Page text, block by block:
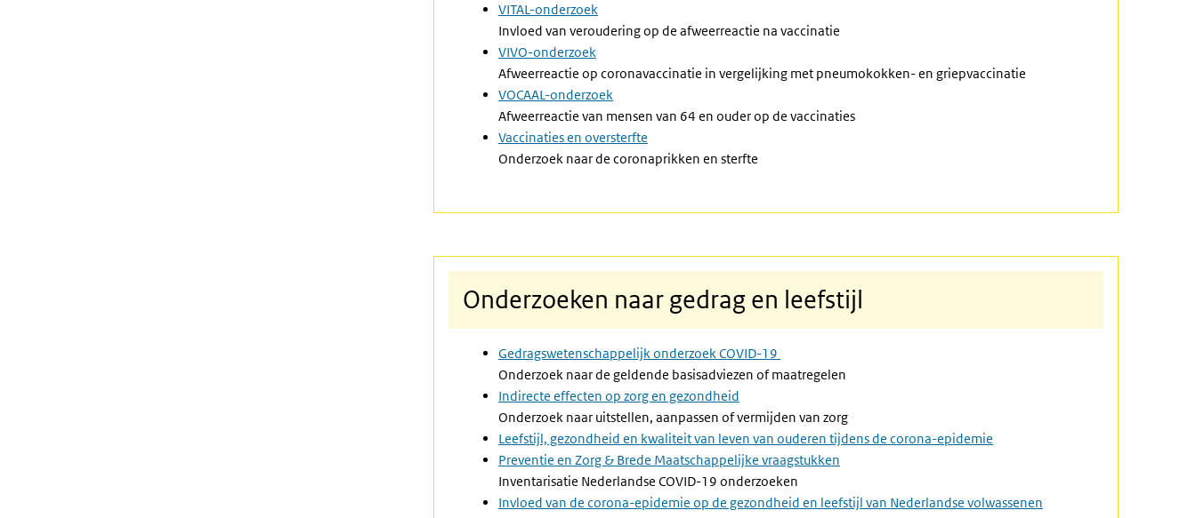
VITAL-onderzoek
Invloed van veroudering op de afweerreactie na vaccinatie
VIVO-onderzoek
Afweerreactie op coronavaccinatie in vergelijking met pneumokokken- en griepvaccinatie
VOCAAL-onderzoek
Afweerreactie van mensen van 64 en ouder op de vaccinaties
Vaccinaties en oversterfte
Onderzoek naar de coronaprikken en sterfte
Onderzoeken naar gedrag en leefstijl
Gedragswetenschappelijk onderzoek COVID-19
Onderzoek naar de geldende basisadviezen of maatregelen
Indirecte effecten op zorg en gezondheid
Onderzoek naar uitstellen, aanpassen of vermijden van zorg
Leefstijl, gezondheid en kwaliteit van leven van ouderen tijdens de corona-epidemie
Preventie en Zorg & Brede Maatschappelijke vraagstukken
Inventarisatie Nederlandse COVID-19 onderzoeken
Invloed van de corona-epidemie op de gezondheid en leefstijl van Nederlandse volwassenen